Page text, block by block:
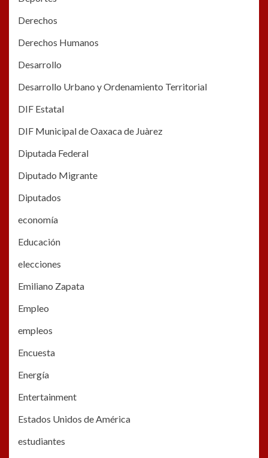
Derechos
Derechos Humanos
Desarrollo
Desarrollo Urbano y Ordenamiento Territorial
DIF Estatal
DIF Municipal de Oaxaca de Juàrez
Diputada Federal
Diputado Migrante
Diputados
economía
Educación
elecciones
Emiliano Zapata
Empleo
empleos
Encuesta
Energía
Entertainment
Estados Unidos de América
estudiantes